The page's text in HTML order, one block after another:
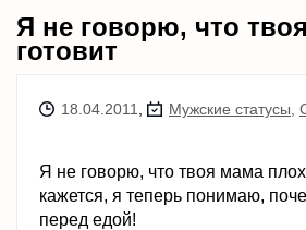
Я не говорю, что
готовит
18.04.2011 Мужские статусы
Я не говорю, что твоя мама
кажется, я теперь понимаю,
перед едой!